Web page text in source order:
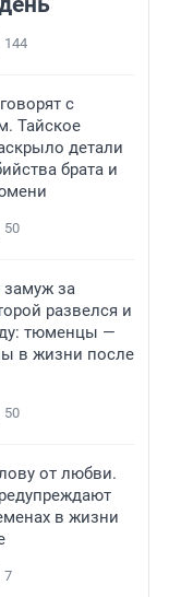
144
с
Тайское
детали
брата и
50
за
развелся и
тюменцы —
в жизни после
50
от любви.
в жизни
7